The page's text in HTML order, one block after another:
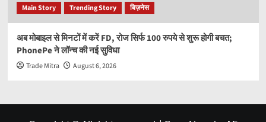
Main Story Trending Story बिज़नेस
अब मोबाइल से मिनटों में करें FD, रोज सिर्फ 100 रुपये से शुरू होगी बचत;
PhonePe ने लॉन्च की नई सुविधा
Trade Mitra August 6, 2026